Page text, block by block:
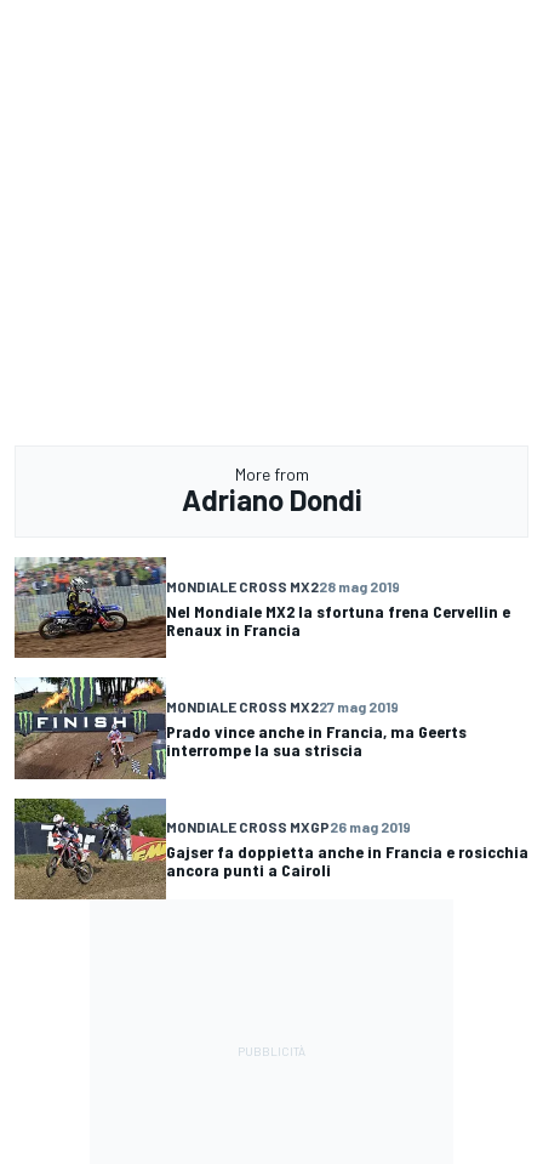
More from
Adriano Dondi
MONDIALE CROSS MX228 mag 2019
Nel Mondiale MX2 la sfortuna frena Cervellin e
Renaux in Francia
MONDIALE CROSS MX227 mag 2019
Prado vince anche in Francia, ma Geerts
interrompe la sua striscia
MONDIALE CROSS MXGP26 mag 2019
Gajser fa doppietta anche in Francia e rosicchia
ancora punti a Cairoli